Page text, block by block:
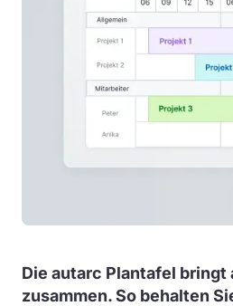
Die autarc Plantafel bringt
zusammen. So behalten